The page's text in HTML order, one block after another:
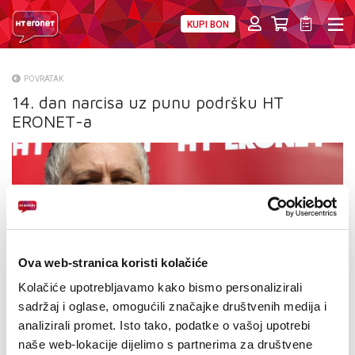
Ova web-stranica koristi kolačiće
Kolačiće upotrebljavamo kako bismo personalizirali
sadržaj i oglase, omogućili značajke društvenih medija i
analizirali promet. Isto tako, podatke o vašoj upotrebi
naše web-lokacije dijelimo s partnerima za društvene
KUPI BON
O NAMA
NATJEČAJI
VELEPRODAJA
MOJ PROFIL
E-RAČUN
POVRATAK
14. dan narcisa uz punu podršku HT
ERONET-a